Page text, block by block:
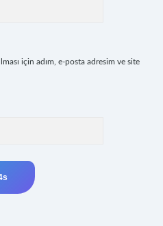
için adım, e-posta adresim ve site